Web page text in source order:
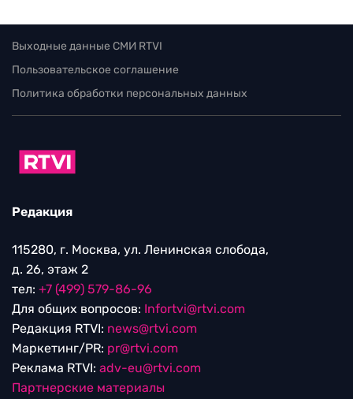
Выходные данные СМИ RTVI
Пользовательское соглашение
Политика обработки персональных данных
Редакция
115280, г. Москва, ул. Ленинская слобода,
д. 26, этаж 2
тел: +7 (499) 579-86-96
Для общих вопросов: Infortvi@rtvi.com
Редакция RTVI: news@rtvi.com
Маркетинг/PR: pr@rtvi.com
Реклама RTVI: adv-eu@rtvi.com
Партнерские материалы